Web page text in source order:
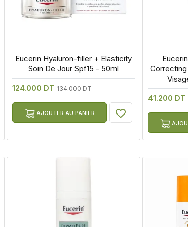
Eucerin Hyaluron-filler + Elasticity
Soin De Jour Spf15 - 50ml
124.000 DT134.000 DT
AJOUTER AU PANIER
41.200 DT